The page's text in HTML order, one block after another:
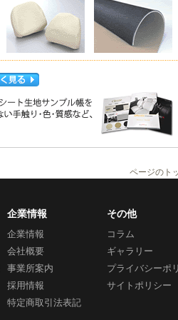
ページのト
企業情報
企業情報
会社概要
事業所案内
採用情報
特定商取引法表記
その他
コラム
ギャラリー
プライバシーポ
サイトポリシー